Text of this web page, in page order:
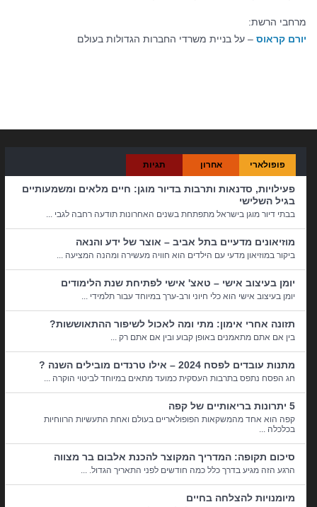
מרחבי הרשת:
יורם קראוס – על בניית משרדי החברות הגדולות בעולם
פופולארי אחרון תגיות
פעילויות, סדנאות ותרבות בדיור מוגן: חיים מלאים ומשמעותיים
בגיל השלישי
בבתי דיור מוגן בישראל מתפתחת בשנים האחרונות תודעה רחבה לגבי ...
מוזיאונים מדעיים בתל אביב – אוצר של ידע והנאה
ביקור במוזיאון מדעי עם הילדים הוא חוויה מעשירה ומהנה המציעה ...
יומן בעיצוב אישי – טאצ' אישי לפתיחת שנת הלימודים
יומן בעיצוב אישי הוא כלי חיוני ורב-ערך במיוחד עבור תלמידי ...
תזונה אחרי אימון: מתי ומה לאכול לשיפור ההתאוששות?
בין אם אתם מתאמנים באופן קבוע ובין אם אתם רק ...
מתנות עובדים לפסח 2024 – אילו טרנדים מובילים השנה ?
חג הפסח נתפס בתרבות העסקית כמועד מתאים במיוחד לביטוי הוקרה ...
5 יתרונות בריאותיים של קפה
קפה הוא אחד מהמשקאות הפופולאריים בעולם ואחת התעשיות הרווחיות
בכלכלה ...
סיכום תקופה: המדריך המקוצר להכנת אלבום בר מצווה
הרגע הזה מגיע בדרך כלל כמה חודשים לפני התאריך הגדול. ...
מיומנויות להצלחה בחיים